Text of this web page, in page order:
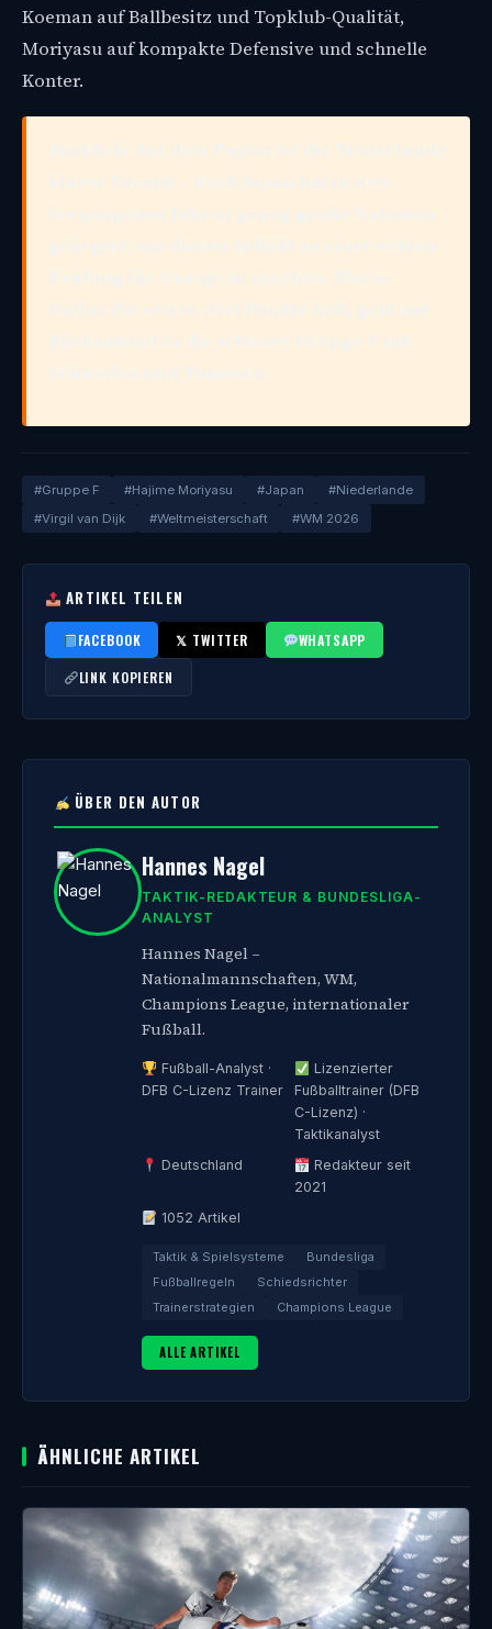
Koeman auf Ballbesitz und Topklub-Qualität,
Moriyasu auf kompakte Defensive und schnelle
Konter.
#Gruppe F #Hajime Moriyasu #Japan
#Niederlande
#Virgil van Dijk
#Weltmeisterschaft #WM 2026
ARTIKEL TEILEN
FACEBOOK 𝕏 TWITTER
WHATSAPP
LINK KOPIEREN
ÜBER DEN AUTOR
Hannes Nagel
TAKTIK-REDAKTEUR & BUNDESLIGA-
ANALYST
Hannes Nagel –
Nationalmannschaften, WM,
Champions League, internationaler
Fußball.
Fußball-Analyst ·
DFB C-Lizenz Trainer
Lizenzierter
Fußballtrainer (DFB
C-Lizenz) ·
Taktikanalyst
Deutschland
Redakteur seit
2021
1052 Artikel
Taktik & Spielsysteme
Bundesliga
Fußballregeln
Schiedsrichter
Trainerstrategien
Champions League
ALLE ARTIKEL
ÄHNLICHE ARTIKEL